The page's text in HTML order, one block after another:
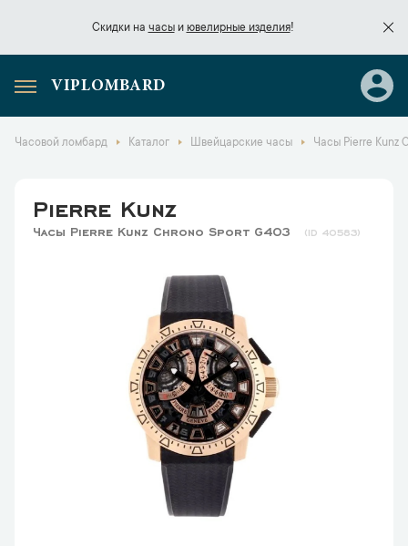
Скидки на часыи ювелирные изделия!
Скидки начасы
VIPLOMBARD
Часовой ломбард Каталог Швейцарские часы Часы Pierre Kunz
Pierre Kunz
Часы Pierre Kunz Chrono Sport G403 40583